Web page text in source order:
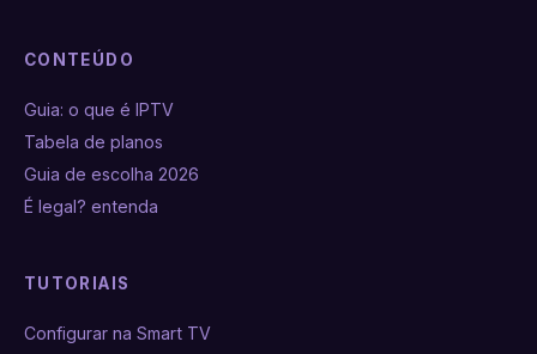
CONTEÚDO
Guia: o que é IPTV
Tabela de planos
Guia de escolha 2026
É legal? entenda
TUTORIAIS
Configurar na Smart TV